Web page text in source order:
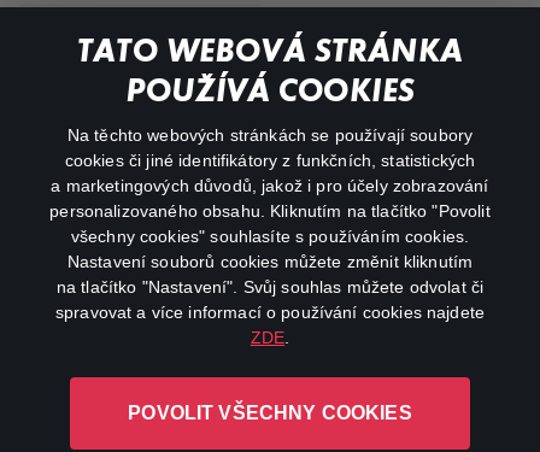
TATO WEBOVÁ STRÁNKA
POUŽÍVÁ COOKIES
Na těchto webových stránkách se používají soubory
cookies či jiné identifikátory z funkčních, statistických
a marketingových důvodů, jakož i pro účely zobrazování
personalizovaného obsahu. Kliknutím na tlačítko "Povolit
všechny cookies" souhlasíte s používáním cookies.
Nastavení souborů cookies můžete změnit kliknutím
na tlačítko "Nastavení". Svůj souhlas můžete odvolat či
spravovat a více informací o používání cookies najdete
ZDE
POVOLIT VŠECHNY COOKIES
Můj účet
Důležité odkazy
facebookinstagram
youtube
L-1246 Luxembourg R.C.S.